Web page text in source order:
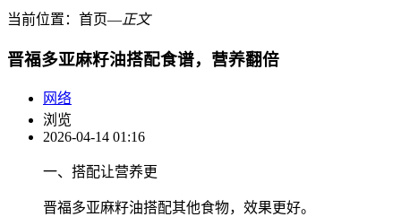
当前位置： 首页―正文
晋福多亚麻籽油搭配食谱，营养翻倍
网络
浏览
2026-04-14 01:16
一、搭配让营养更
晋福多亚麻籽油搭配其他食物，效果更好。